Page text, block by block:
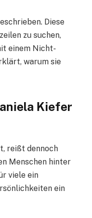
Diese
zu suchen,
einem Nicht-
warum sie
Kiefer
reißt dennoch
Menschen hinter
viele ein
ein